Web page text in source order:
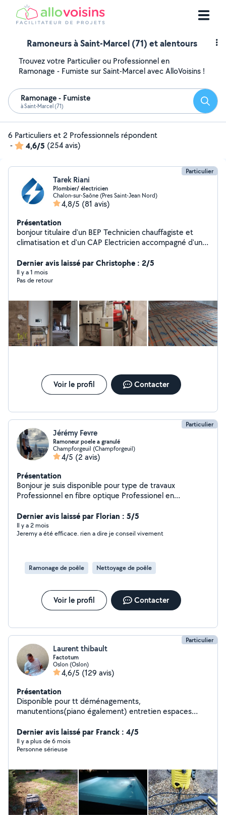
Ramoneurs à Saint-Marcel (71) et alentours
Trouvez votre Particulier ou Professionnel en
Ramonage - Fumiste sur Saint-Marcel avec AlloVoisins !
Ramonage - Fumiste
à Saint-Marcel (71)
6 Particuliers et 2 Professionnels répondent
-
4,6/5 (254 avis)
Particulier
Tarek Riani
Plombier/ électricien
Chalon-sur-Saône (Pres Saint-Jean Nord)
4,8/5 (81 avis)
Présentation
bonjour titulaire d'un BEP Technicien chauffagiste et
climatisation et d'un CAP Electricien accompagné d'une
domaines . Je propose mes services avec sérieux et
rigueur n'hésitez pas à me contacter
Dernier avis laissé par Christophe : 2/5
Il y a 1 mois
Pas de retour
Voir le profil Contacter
Particulier
Jérémy Fevre
Ramoneur poele a granulé
Champforgeuil (Champforgeuil)
4/5 (2 avis)
Présentation
Bonjour je suis disponible pour type de travaux
Professionnel en fibre optique Professionel en
Dernier avis laissé par Florian : 5/5
Il y a 2 mois
Jeremy a été efficace. rien a dire je conseil vivement
Ramonage de poêle Nettoyage de poêle
Voir le profil Contacter
Particulier
Laurent thibault
Factotum
Oslon (Oslon)
4,6/5 (129 avis)
Présentation
Disponible pour tt déménagements,
manutentions(piano également) entretien espaces
Dernier avis laissé par Franck : 4/5
Il y a plus de 6 mois
Personne sérieuse